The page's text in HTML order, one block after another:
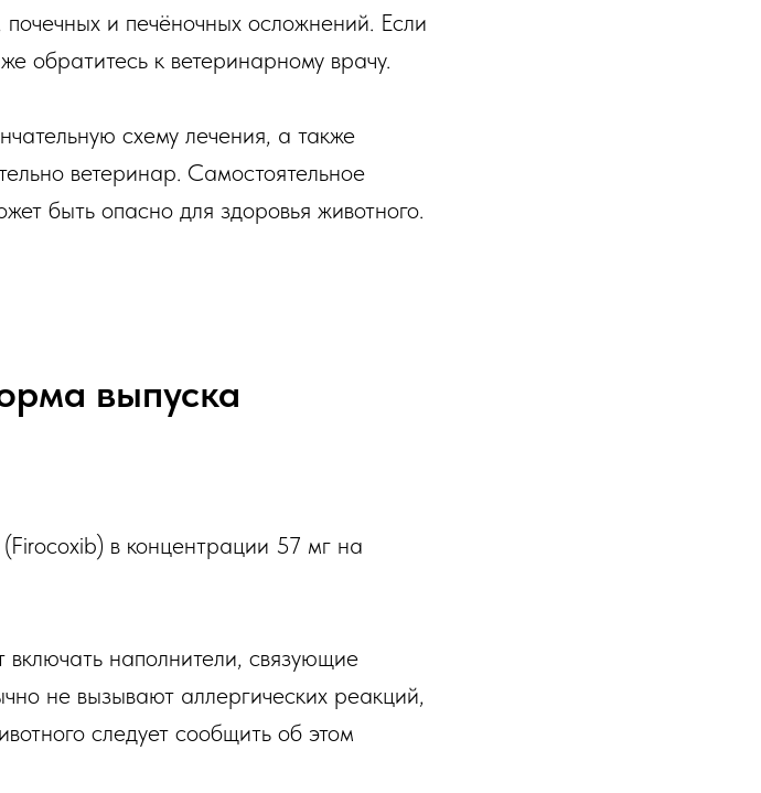
и печёночных осложнений. Если
обратитесь к ветеринарному врачу.
схему лечения, а также
ветеринар. Самостоятельное
быть опасно для здоровья животного.
выпуска
в концентрации 57 мг на
включать наполнители, связующие
не вызывают аллергических реакций,
следует сообщить об этом